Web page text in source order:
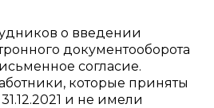
о введении
документооборота
согласие.
которые приняты
и не имели